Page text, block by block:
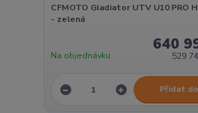
CFMOTO Gladiator UTV U10 PRO
- zelená
640
529
Na objednávku
Přidat